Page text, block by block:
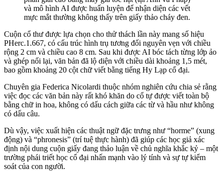
và mô hình AI được huấn luyện để nhận diện các vết
mực mắt thường không thấy trên giấy thảo cháy đen.
Cuộn cổ thư được lựa chọn cho thử thách lần này mang số hiệu
PHerc.1.667, có cấu trúc hình trụ tương đối nguyên vẹn với chiều
rộng 2 cm và chiều cao 8 cm. Sau khi được AI bóc tách từng lớp ảo
và ghép nối lại, văn bản đã lộ diện với chiều dài khoảng 1,5 mét,
bao gồm khoảng 20 cột chữ viết bằng tiếng Hy Lạp cổ đại.
Chuyên gia Federica Nicolardi thuộc nhóm nghiên cứu chia sẻ rằng
việc đọc các văn bản này rất khó khăn do cổ tự được viết toàn bộ
bằng chữ in hoa, không có dấu cách giữa các từ và hầu như không
có dấu câu.
Dù vậy, việc xuất hiện các thuật ngữ đặc trưng như “horme” (xung
động) và “phronesis” (trí tuệ thực hành) đã giúp các học giả xác
định nội dung cuộn giấy đang thảo luận về chủ nghĩa khắc kỷ – một
trường phái triết học cổ đại nhấn mạnh vào lý tính và sự tự kiểm
soát của con người.